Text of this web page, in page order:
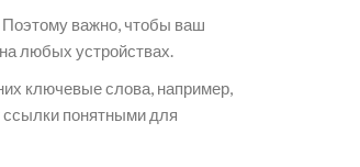
важно, чтобы ваш
любых устройствах.
ключевые слова, например,
понятными для